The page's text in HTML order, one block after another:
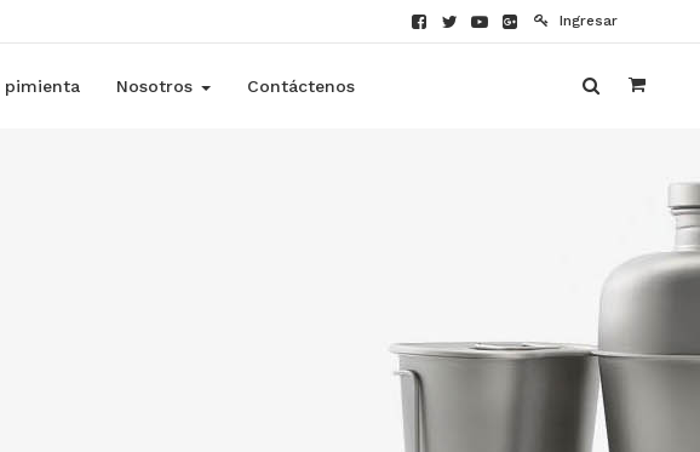
Ingresar
pimienta Nosotros Contáctenos